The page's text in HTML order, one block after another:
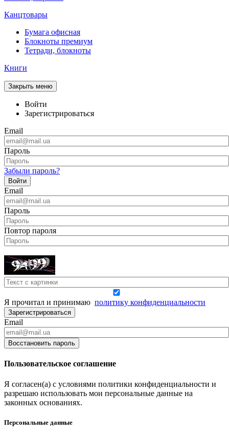
Канцтовары
Бумага офисная
Блокноты премиум
Тетради, блокноты
Книги
Закрыть меню
Войти
Зарегистрироваться
Email
Пароль
Забыли пароль?
Войти
Email
Пароль
Повтор пароля
Я прочитал и принимаю политику конфиденциальности
Зарегистрироваться
Email
Восстановить пароль
Пользовательское соглашение
Я согласен(а) с условиями политики конфиденциальности и
разрешаю использовать мои персональные данные на
законных основаниях.
Персональные данные